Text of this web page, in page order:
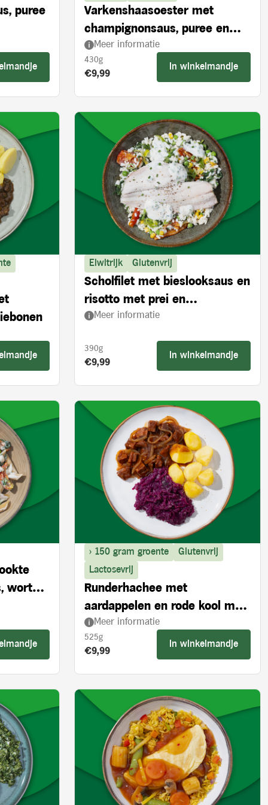
puree
Varkenshaasoester met
champignonsaus, puree en
broccoli
Meer informatie
430g
Product prijs:
€9,99
In winkelmandje
Eiwitrijk Glutenvrij
Scholfilet met bieslooksaus en
risotto met prei en
ovengedroogde tomaten
Meer informatie
390g
Product prijs:
€9,99
In winkelmandje
wortel
> 150 gram groente
Glutenvrij
Lactosevrij
Runderhachee met
aardappelen en rode kool met
appel
Meer informatie
525g
Product prijs:
€9,99
In winkelmandje